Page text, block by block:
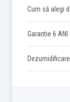
Cum să alegi
Garantie 6